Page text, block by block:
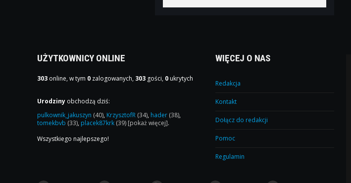
UŻYTKOWNICY ONLINE
303 online, w tym 0 zalogowanych, 303 gości, 0 ukrytych
Urodziny obchodzą dziś:
pulkownik_jakuszyn (40), KrzysztofR (34), hader (38),
tomekbvb (33), placek87krk (39) [pokaż więcej].
Wszystkiego najlepszego!
WIĘCEJ O NAS
Redakcja
Kontakt
Dołącz do redakcji
Pomoc
Regulamin